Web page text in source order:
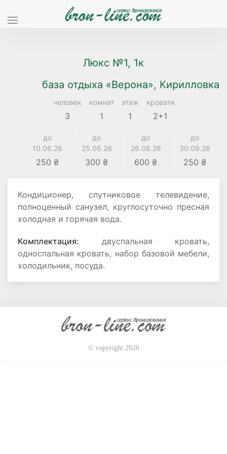
Люкс №1, 1к
база отдыха «Верона», Кирилловка
человек
3
комнат
1
этаж
1
кровати
2+1
до
10.06.26
250 ₴
до
25.06.26
300 ₴
до
26.08.26
600 ₴
до
30.09.26
250 ₴
Кондиционер, спутниковое телевидение,
полноценный санузел, круглосуточно пресная
холодная и горячая вода.
Комплектация: двуспальная кровать,
односпальная кровать, набор базовой мебели,
холодильник, посуда.
© copyright 2026